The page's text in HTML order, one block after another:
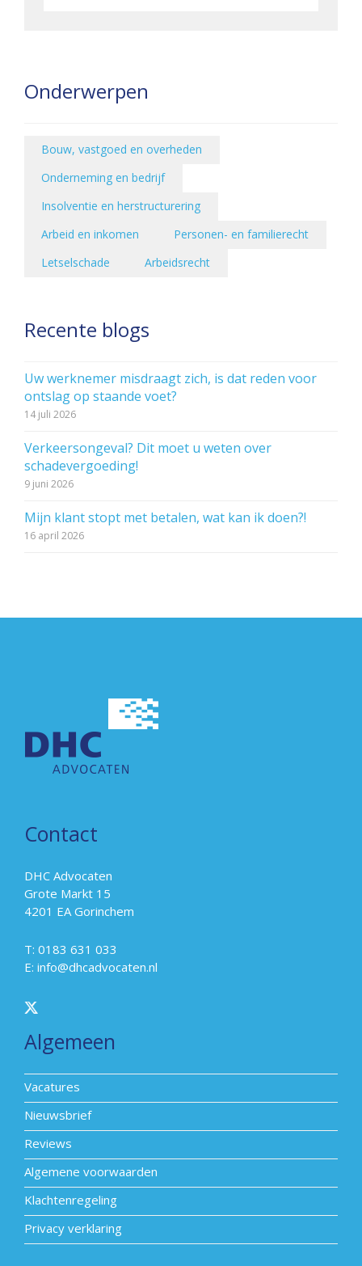
Onderwerpen
Bouw, vastgoed en overheden
Onderneming en bedrijf
Insolventie en herstructurering
Arbeid en inkomen
Personen- en familierecht
Letselschade
Arbeidsrecht
Recente blogs
Uw werknemer misdraagt zich, is dat reden voor
ontslag op staande voet?
14 juli 2026
Verkeersongeval? Dit moet u weten over
schadevergoeding!
9 juni 2026
Mijn klant stopt met betalen, wat kan ik doen?!
16 april 2026
Contact
DHC Advocaten
Grote Markt 15
4201 EA Gorinchem
T: 0183 631 033
E: info@dhcadvocaten.nl
Algemeen
Vacatures
Nieuwsbrief
Reviews
Algemene voorwaarden
Klachtenregeling
Privacy verklaring